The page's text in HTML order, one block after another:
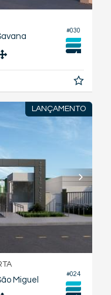
#030
LANÇAMENTO
#024
Miguel